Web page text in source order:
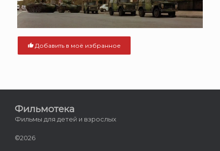
Добавить в моё избранное
Фильмотека
Фильмы для детей и взрослых
©2026